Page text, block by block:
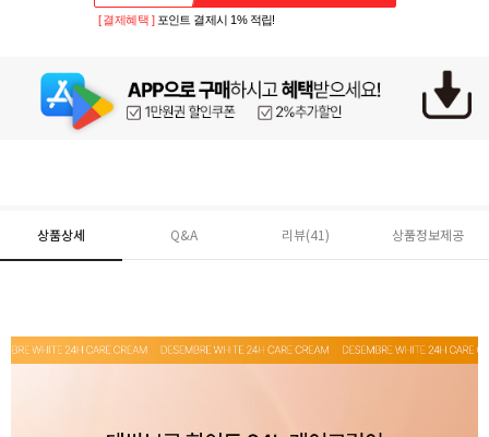
[ 결제혜택 ] 포인트 결제시 1% 적립!
상품상세 Q&A 리뷰(41) 상품정보제공